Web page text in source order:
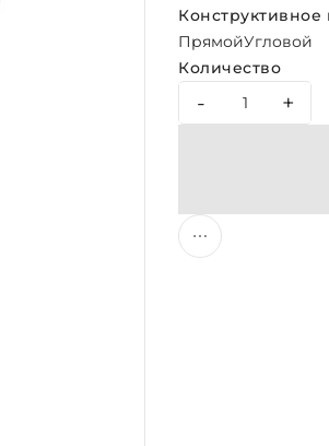
ПрямойУгловой
Количество
- +